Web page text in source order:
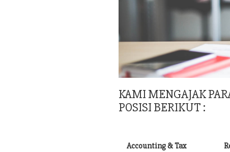
KAMI MENGAJAK
POSISI BERIKUT :
Accounting & Tax